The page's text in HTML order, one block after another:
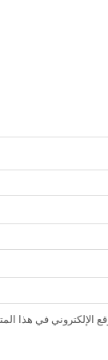
الإلكتروني في هذا